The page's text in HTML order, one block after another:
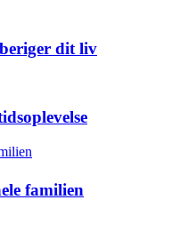
dit liv
familien